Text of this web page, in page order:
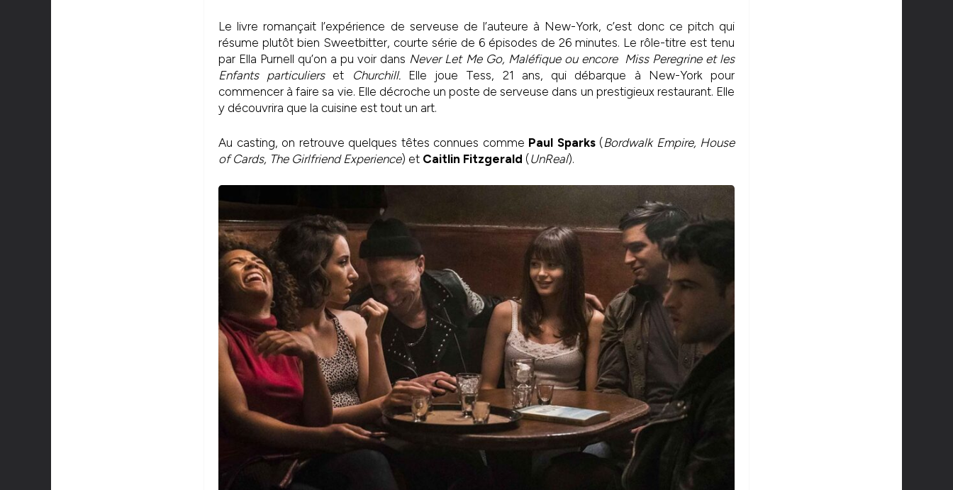
Le livre romançait l’expérience de serveuse de l’auteure à New-York, c’est donc ce pitch qui
résume plutôt bien Sweetbitter, courte série de 6 épisodes de 26 minutes. Le rôle-titre est tenu
par Ella Purnell qu’on a pu voir dans Never Let Me Go, Maléfique ou encore Miss Peregrine et les
Enfants particuliers et Churchill.Elle joue Tess, 21 ans, qui débarque à New-York pour
commencer à faire sa vie. Elle décroche un poste de serveuse dans un prestigieux restaurant. Elle
y découvrira que la cuisine est tout un art.
Au casting, on retrouve quelques têtes connues comme Paul Sparks(Bordwalk Empire, House
of Cards, The Girlfriend Experience) et Caitlin Fitzgerald (UnReal).